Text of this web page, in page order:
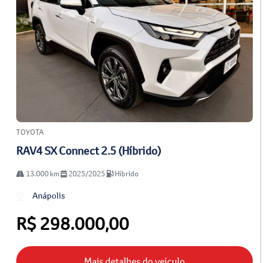
TOYOTA
RAV4 SX Connect 2.5 (Híbrido)
13.000 km 2025/2025 Híbrido
Anápolis
R$ 298.000,00